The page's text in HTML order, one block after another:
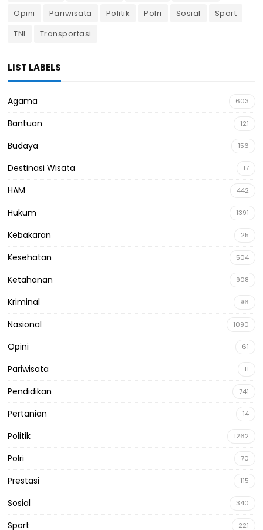
Opini
Pariwisata Politik Polri Sosial
Sport
TNI
Transportasi
LIST LABELS
Agama 603
Bantuan 121
Budaya 156
Destinasi Wisata 17
HAM 442
Hukum 1391
Kebakaran 25
Kesehatan 504
Ketahanan 908
Kriminal 96
Nasional 1090
Opini 61
Pariwisata 11
Pendidikan 741
Pertanian 14
Politik 1262
Polri 70
Prestasi 115
Sosial 340
Sport 221